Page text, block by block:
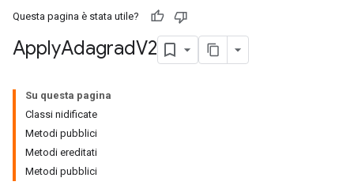
Questa pagina è stata utile?
ApplyAdagradV2
Su questa pagina
Classi nidificate
Metodi pubblici
Metodi ereditati
Metodi pubblici